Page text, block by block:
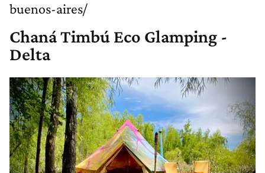
buenos-aires/
Chaná Timbú Eco Glamping -
Delta